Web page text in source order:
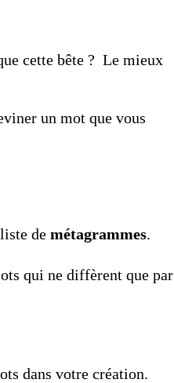
cette bête ? Le mieux
un mot que vous
de métagrammes.
qui ne diffèrent que par
dans votre création.